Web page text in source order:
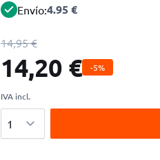
Envío:4.95 €
14,95 €
14,20 € -5%
IVA incl.